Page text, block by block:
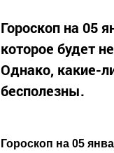
Гороскоп на 05
которое будет
Однако, какие-
бесполезны.
Гороскоп на 05